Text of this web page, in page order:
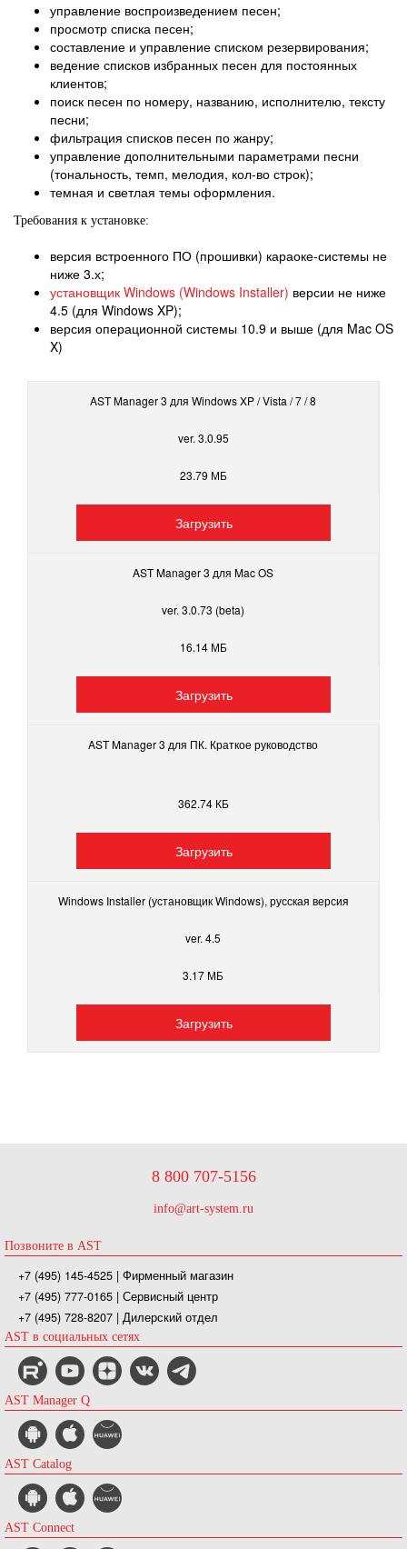
управление воспроизведением песен;
просмотр списка песен;
составление и управление списком резервирования;
ведение списков избранных песен для постоянных
клиентов;
поиск песен по номеру, названию, исполнителю, тексту
песни;
фильтрация списков песен по жанру;
управление дополнительными параметрами песни
(тональность, темп, мелодия, кол-во строк);
темная и светлая темы оформления.
Требования к установке:
версия встроенного ПО (прошивки) караоке-системы не
ниже 3.х;
установщик Windows (Windows Installer) версии не ниже
4.5 (для Windows XP);
версия операционной системы 10.9 и выше (для Mac OS
X)
AST Manager 3 для Windows XP / Vista / 7 / 8
ver. 3.0.95
23.79 МБ
Загрузить
AST Manager 3 для Mac OS
ver. 3.0.73 (beta)
16.14 МБ
Загрузить
AST Manager 3 для ПК. Краткое руководство
362.74 КБ
Загрузить
Windows Installer (установщик Windows), русская версия
ver. 4.5
3.17 МБ
Загрузить
8 800 707-5156
info@art-system.ru
Позвоните в AST
+7 (495) 145-4525 | Фирменный магазин
+7 (495) 777-0165 | Сервисный центр
+7 (495) 728-8207 | Дилерский отдел
AST в социальных сетях
AST Manager Q
AST Catalog
AST Connect